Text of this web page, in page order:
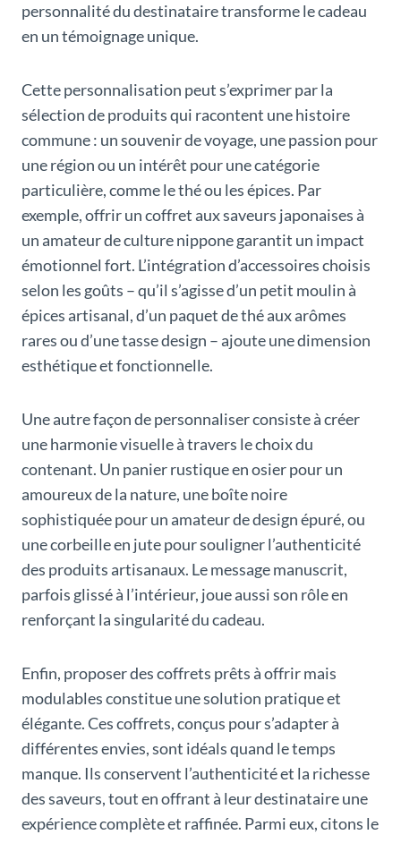
personnalité du destinataire transforme le cadeau
en un témoignage unique.
Cette personnalisation peut s’exprimer par la
sélection de produits qui racontent une histoire
commune : un souvenir de voyage, une passion pour
une région ou un intérêt pour une catégorie
particulière, comme le thé ou les épices. Par
exemple, offrir un coffret aux saveurs japonaises à
un amateur de culture nippone garantit un impact
émotionnel fort. L’intégration d’accessoires choisis
selon les goûts – qu’il s’agisse d’un petit moulin à
épices artisanal, d’un paquet de thé aux arômes
rares ou d’une tasse design – ajoute une dimension
esthétique et fonctionnelle.
Une autre façon de personnaliser consiste à créer
une harmonie visuelle à travers le choix du
contenant. Un panier rustique en osier pour un
amoureux de la nature, une boîte noire
sophistiquée pour un amateur de design épuré, ou
une corbeille en jute pour souligner l’authenticité
des produits artisanaux. Le message manuscrit,
parfois glissé à l’intérieur, joue aussi son rôle en
renforçant la singularité du cadeau.
Enfin, proposer des coffrets prêts à offrir mais
modulables constitue une solution pratique et
élégante. Ces coffrets, conçus pour s’adapter à
différentes envies, sont idéals quand le temps
manque. Ils conservent l’authenticité et la richesse
des saveurs, tout en offrant à leur destinataire une
expérience complète et raffinée. Parmi eux, citons le